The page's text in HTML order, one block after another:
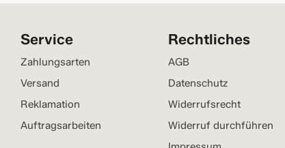
Service
Zahlungsarten
Versand
Reklamation
Auftragsarbeiten
Rechtliches
AGB
Datenschutz
Widerrufsrecht
Widerruf durchführen